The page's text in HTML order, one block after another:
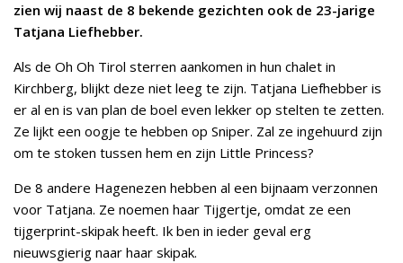
zien wij naast de 8 bekende gezichten ook de 23-jarige
Tatjana Liefhebber.
Als de Oh Oh Tirol sterren aankomen in hun chalet in
Kirchberg, blijkt deze niet leeg te zijn. Tatjana Liefhebber is
er al en is van plan de boel even lekker op stelten te zetten.
Ze lijkt een oogje te hebben op Sniper. Zal ze ingehuurd zijn
om te stoken tussen hem en zijn Little Princess?
De 8 andere Hagenezen hebben al een bijnaam verzonnen
voor Tatjana. Ze noemen haar Tijgertje, omdat ze een
tijgerprint-skipak heeft. Ik ben in ieder geval erg
nieuwsgierig naar haar skipak.